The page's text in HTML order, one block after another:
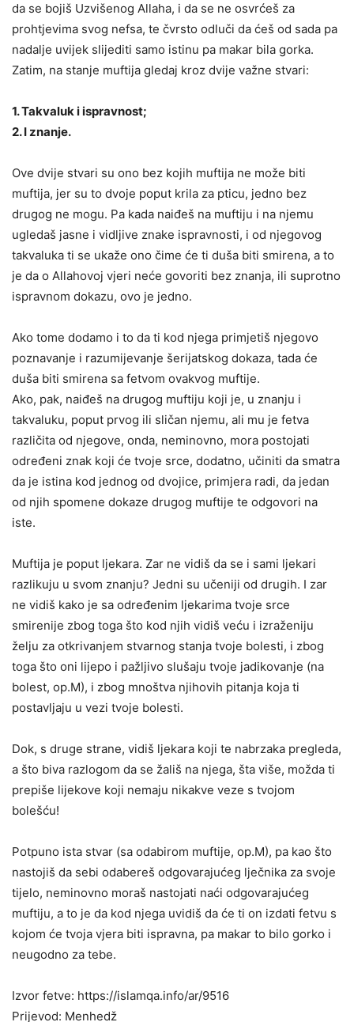
da se bojiš Uzvišenog Allaha, i da se ne osvrćeš za
prohtjevima svog nefsa, te čvrsto odluči da ćeš od sada pa
nadalje uvijek slijediti samo istinu pa makar bila gorka.
Zatim, na stanje muftija gledaj kroz dvije važne stvari:
1. Takvaluk i ispravnost;
2. I znanje.
Ove dvije stvari su ono bez kojih muftija ne može biti
muftija, jer su to dvoje poput krila za pticu, jedno bez
drugog ne mogu. Pa kada naiđeš na muftiju i na njemu
ugledaš jasne i vidljive znake ispravnosti, i od njegovog
takvaluka ti se ukaže ono čime će ti duša biti smirena, a to
je da o Allahovoj vjeri neće govoriti bez znanja, ili suprotno
ispravnom dokazu, ovo je jedno.
Ako tome dodamo i to da ti kod njega primjetiš njegovo
poznavanje i razumijevanje šerijatskog dokaza, tada će
duša biti smirena sa fetvom ovakvog muftije.
Ako, pak, naiđeš na drugog muftiju koji je, u znanju i
takvaluku, poput prvog ili sličan njemu, ali mu je fetva
različita od njegove, onda, neminovno, mora postojati
određeni znak koji će tvoje srce, dodatno, učiniti da smatra
da je istina kod jednog od dvojice, primjera radi, da jedan
od njih spomene dokaze drugog muftije te odgovori na
iste.
Muftija je poput ljekara. Zar ne vidiš da se i sami ljekari
razlikuju u svom znanju? Jedni su učeniji od drugih. I zar
ne vidiš kako je sa određenim ljekarima tvoje srce
smirenije zbog toga što kod njih vidiš veću i izraženiju
želju za otkrivanjem stvarnog stanja tvoje bolesti, i zbog
toga što oni lijepo i pažljivo slušaju tvoje jadikovanje (na
bolest, op.M), i zbog mnoštva njihovih pitanja koja ti
postavljaju u vezi tvoje bolesti.
Dok, s druge strane, vidiš ljekara koji te nabrzaka pregleda,
a što biva razlogom da se žališ na njega, šta više, možda ti
prepiše lijekove koji nemaju nikakve veze s tvojom
bolešću!
Potpuno ista stvar (sa odabirom muftije, op.M), pa kao što
nastojiš da sebi odabereš odgovarajućeg lječnika za svoje
tijelo, neminovno moraš nastojati naći odgovarajućeg
muftiju, a to je da kod njega uvidiš da će ti on izdati fetvu s
kojom će tvoja vjera biti ispravna, pa makar to bilo gorko i
neugodno za tebe.
Izvor fetve: https://islamqa.info/ar/9516
Prijevod: Menhedž